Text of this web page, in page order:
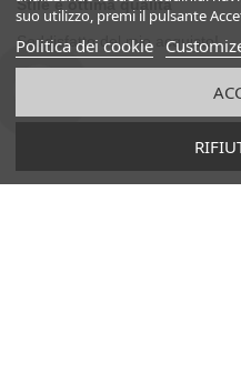
Stile e ottima qualità
Soddisfatto del mio acquisto!
15/08/
suo utilizzo, premi il pulsante
Politica dei cookie